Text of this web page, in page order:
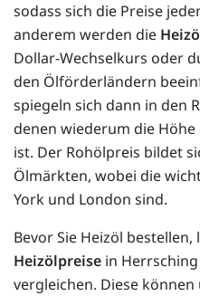
sodass sich die Preise
anderem werden die
Dollar-Wechselkurs oder
den Ölförderländern
spiegeln sich dann in den
denen wiederum die Höhe
ist. Der Rohölpreis bildet
Ölmärkten, wobei die
York und London sind.
Bevor Sie Heizöl
Heizölpreise in
vergleichen. Diese